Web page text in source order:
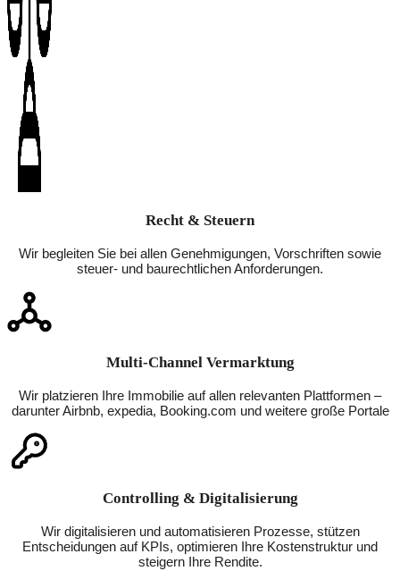
Recht & Steuern
Wir begleiten Sie bei allen Genehmigungen, Vorschriften sowie
steuer- und baurechtlichen Anforderungen.
Multi-Channel Vermarktung
Wir platzieren Ihre Immobilie auf allen relevanten Plattformen –
darunter Airbnb, expedia, Booking.com und weitere große Portale
Controlling & Digitalisierung
Wir digitalisieren und automatisieren Prozesse, stützen
Entscheidungen auf KPIs, optimieren Ihre Kostenstruktur und
steigern Ihre Rendite.